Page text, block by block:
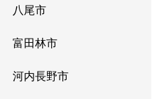
八尾市
富田林市
河内長野市